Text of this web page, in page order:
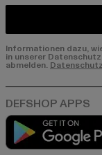
Informationen dazu,
in unserer
abmelden.